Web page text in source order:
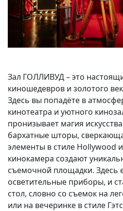
Зал ГОЛЛИВУД – это
киношедевров и золотого
Здесь вы попадёте в
кинотеатра и уютного
пронизывает магия
бархатные шторы,
элементы в стиле Hollywood
кинокамера создают
съемочной площадки. Здесь
осветительные приборы, и
стол, словно со съемок на
или на вечеринке в стиле